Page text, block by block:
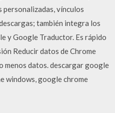
vínculos
también integra los
y Google Traductor. Es rápido
Reducir datos de Chrome
menos datos. descargar google
windows, google chrome